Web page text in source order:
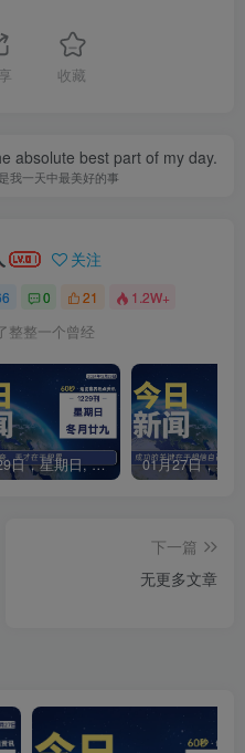
收藏
absolute best part of my day.
我一天中最美好的事
关注
0 21 1.2W+
整整一个曾经
12月29日，星期日, 每天60秒读懂全世界！
下一篇
无更多文章